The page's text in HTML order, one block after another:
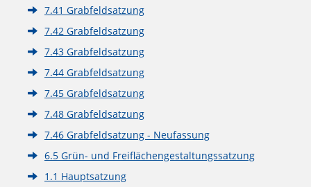
7.41 Grabfeldsatzung
7.42 Grabfeldsatzung
7.43 Grabfeldsatzung
7.44 Grabfeldsatzung
7.45 Grabfeldsatzung
7.48 Grabfeldsatzung
7.46 Grabfeldsatzung - Neufassung
6.5 Grün- und Freiflächengestaltungssatzung
1.1 Hauptsatzung